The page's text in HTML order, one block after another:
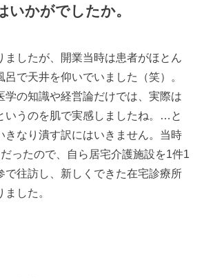
いかがでしたか。
したが、開業当時は患者がほとん
呂で天井を仰いでいました（笑）。
学の知識や経営論だけでは、実際は
いうのを肌で実感しましたね。…と
きなり潰す訳にはいきません。当時
ったので、自ら居宅介護施設を1件1
で往訪し、新しくできた在宅診療所
した。